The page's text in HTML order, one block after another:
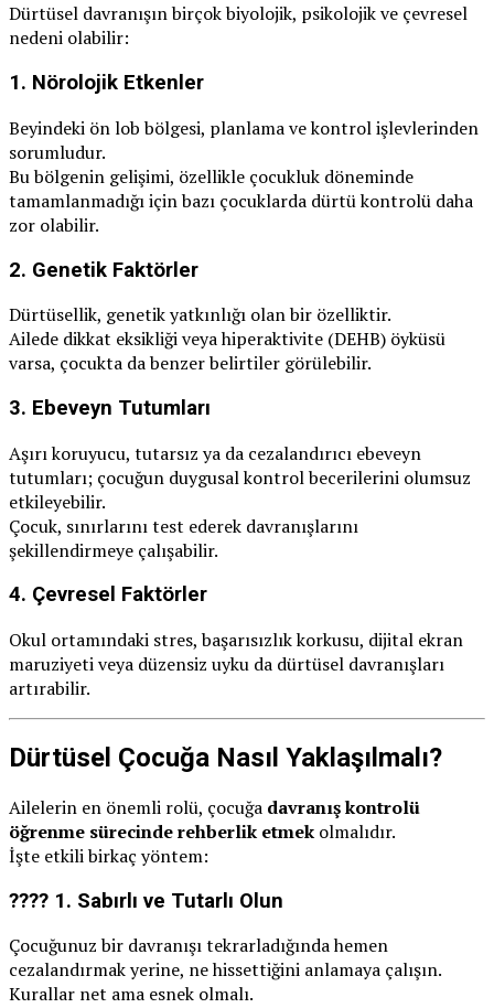
Dürtüsel davranışın birçok biyolojik, psikolojik ve çevresel
nedeni olabilir:
1. Nörolojik Etkenler
Beyindeki ön lob bölgesi, planlama ve kontrol işlevlerinden
sorumludur.
Bu bölgenin gelişimi, özellikle çocukluk döneminde
tamamlanmadığı için bazı çocuklarda dürtü kontrolü daha
zor olabilir.
2. Genetik Faktörler
Dürtüsellik, genetik yatkınlığı olan bir özelliktir.
Ailede dikkat eksikliği veya hiperaktivite (DEHB) öyküsü
varsa, çocukta da benzer belirtiler görülebilir.
3. Ebeveyn Tutumları
Aşırı koruyucu, tutarsız ya da cezalandırıcı ebeveyn
tutumları; çocuğun duygusal kontrol becerilerini olumsuz
etkileyebilir.
Çocuk, sınırlarını test ederek davranışlarını
şekillendirmeye çalışabilir.
4. Çevresel Faktörler
Okul ortamındaki stres, başarısızlık korkusu, dijital ekran
maruziyeti veya düzensiz uyku da dürtüsel davranışları
artırabilir.
Dürtüsel Çocuğa Nasıl Yaklaşılmalı?
Ailelerin en önemli rolü, çocuğa davranış kontrolü
öğrenme sürecinde rehberlik etmek olmalıdır.
İşte etkili birkaç yöntem:
???? 1. Sabırlı ve Tutarlı Olun
Çocuğunuz bir davranışı tekrarladığında hemen
cezalandırmak yerine, ne hissettiğini anlamaya çalışın.
Kurallar net ama esnek olmalı.